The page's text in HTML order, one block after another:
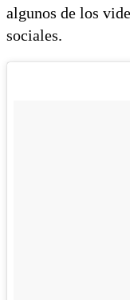
algunos de los
sociales.